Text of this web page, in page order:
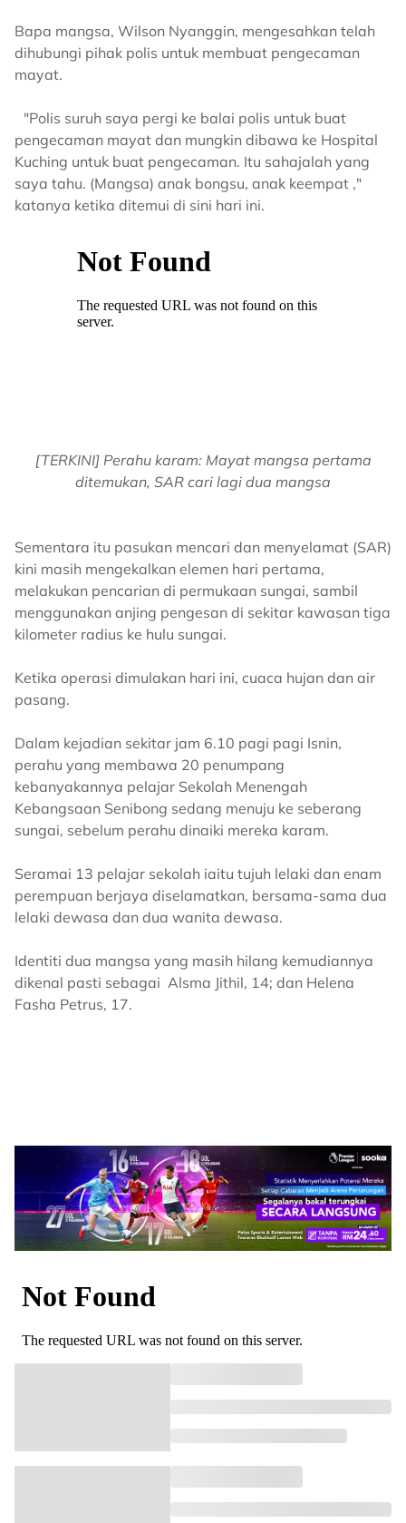
Bapa mangsa, Wilson Nyanggin, mengesahkan telah
dihubungi pihak polis untuk membuat pengecaman
mayat.
"Polis suruh saya pergi ke balai polis untuk buat
pengecaman mayat dan mungkin dibawa ke Hospital
Kuching untuk buat pengecaman. Itu sahajalah yang
saya tahu. (Mangsa) anak bongsu, anak keempat ,"
katanya ketika ditemui di sini hari ini.
[TERKINI] Perahu karam: Mayat mangsa pertama
ditemukan, SAR cari lagi dua mangsa
Sementara itu pasukan mencari dan menyelamat (SAR)
kini masih mengekalkan elemen hari pertama,
melakukan pencarian di permukaan sungai, sambil
menggunakan anjing pengesan di sekitar kawasan tiga
kilometer radius ke hulu sungai.
Ketika operasi dimulakan hari ini, cuaca hujan dan air
pasang.
Dalam kejadian sekitar jam 6.10 pagi pagi Isnin,
perahu yang membawa 20 penumpang
kebanyakannya pelajar Sekolah Menengah
Kebangsaan Senibong sedang menuju ke seberang
sungai, sebelum perahu dinaiki mereka karam.
Seramai 13 pelajar sekolah iaitu tujuh lelaki dan enam
perempuan berjaya diselamatkan, bersama-sama dua
lelaki dewasa dan dua wanita dewasa.
Identiti dua mangsa yang masih hilang kemudiannya
dikenal pasti sebagai Alsma Jithil, 14; dan Helena
Fasha Petrus, 17.